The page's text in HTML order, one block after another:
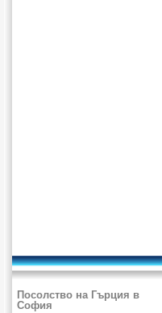
Посолство на Гърция в
София